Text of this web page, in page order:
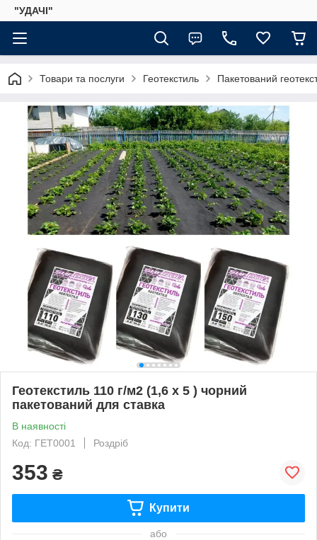
"УДАЧІ"
Товари та послуги Геотекстиль Пакетований
Геотекстиль 110 г/м2 (1,6 х 5 ) чорний
пакетований для ставка
В наявності
Код: ГЕТ0001
Роздріб
353 ₴
Купити
або